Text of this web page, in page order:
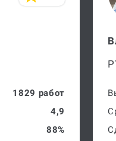
1829 работ
4,9
88%